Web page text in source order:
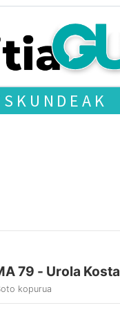
79 - Urola Kosta
kopurua